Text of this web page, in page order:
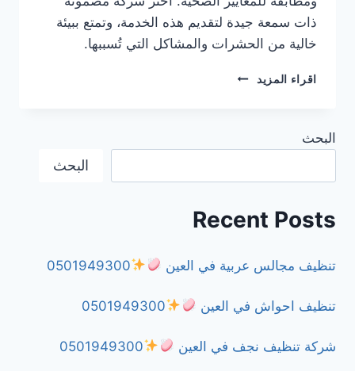
ذات سمعة جيدة لتقديم هذه الخدمة، وتمتع ببيئة
خالية من الحشرات والمشاكل التي تُسببها.
اقراء المزيد
شركة
البحث
البحث
Recent Posts
تنظيف مجالس عربية في العين 0501949300
تنظيف احواش في العين 0501949300
شركة تنظيف نجف في العين 0501949300